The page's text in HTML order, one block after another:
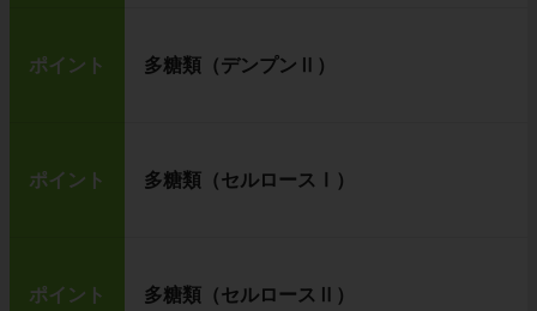
ポイント 多糖類（デンプンⅡ）
ポイント 多糖類（セルロースⅠ）
ポイント 多糖類（セルロースⅡ）